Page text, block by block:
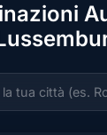
città (es.